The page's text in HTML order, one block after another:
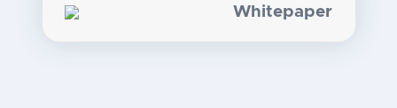
Whitepaper